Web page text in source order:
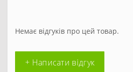
Немає відгуків про цей товар.
+ Написати відгук